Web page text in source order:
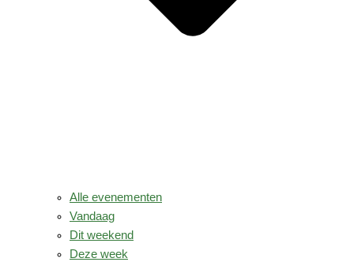
Alle evenementen
Vandaag
Dit weekend
Deze week